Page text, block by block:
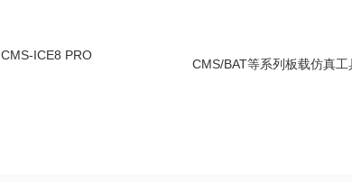
CMS-ICE8 PRO
CMS/BAT等系列板载仿真工